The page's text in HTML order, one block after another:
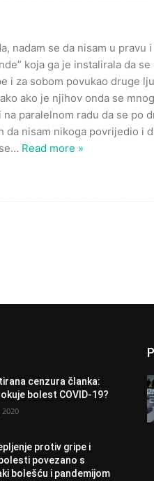
nadam se da nisam u
koja ga je instalirala da
i za sobom povukao druge
ako je njihov onda se
paralelnom radu da se po
da nisam nikoga povrijedio i
… Read more »
cenzura članka:
bolest COVID-19?
protiv gripe i
povezano s
bolešću i pandemijom